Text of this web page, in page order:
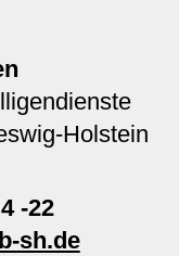
Holstein
-22
sh.de